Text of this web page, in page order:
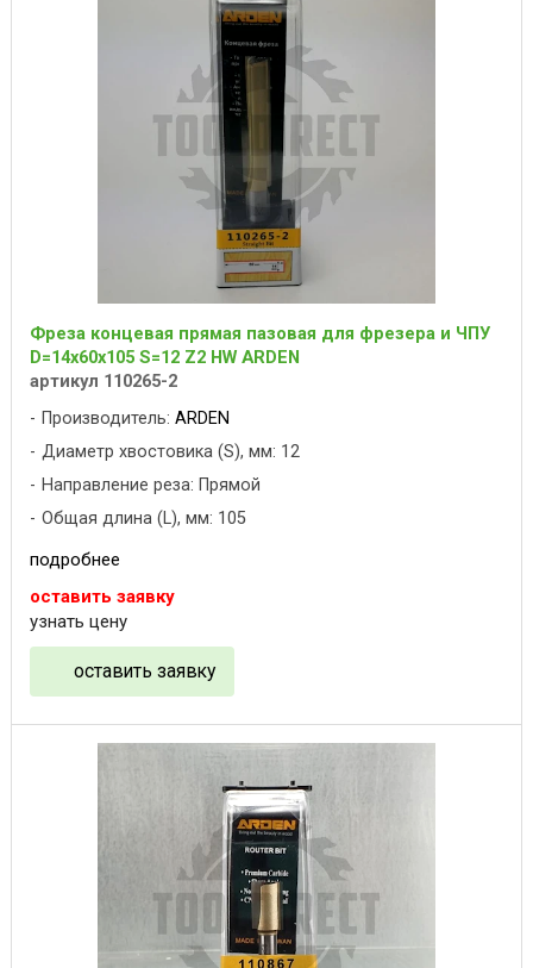
Фреза концевая прямая пазовая для фрезера и ЧПУ
D=14x60x105 S=12 Z2 HW ARDEN
артикул 110265-2
Производитель: ARDEN
Диаметр хвостовика (S), мм: 12
Направление реза: Прямой
Общая длина (L), мм: 105
подробнее
оставить заявку
узнать цену
оставить заявку